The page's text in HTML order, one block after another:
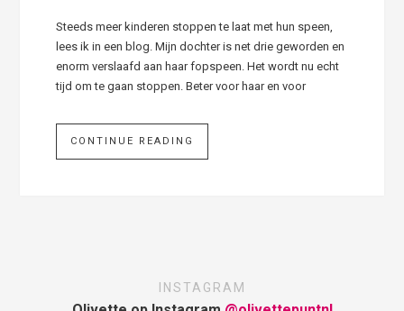
Steeds meer kinderen stoppen te laat met hun speen,
lees ik in een blog. Mijn dochter is net drie geworden en
enorm verslaafd aan haar fopspeen. Het wordt nu echt
tijd om te gaan stoppen. Beter voor haar en voor
CONTINUE READING
INSTAGRAM